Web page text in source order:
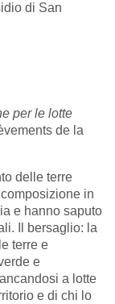
di San
per le lotte
de la
delle terre
in
e hanno saputo
Il bersaglio: la
terre e
e
a lotte
e di chi lo